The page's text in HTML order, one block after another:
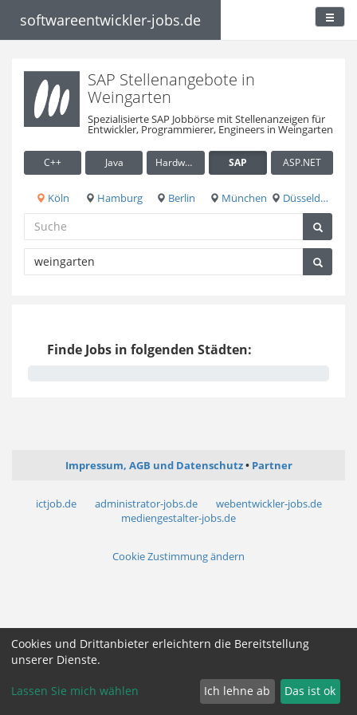
softwareentwickler-jobs.de
SAP Stellenangebote in
Weingarten
Spezialisierte SAP Jobbörse mit Stellenanzeigen für
Entwickler, Programmierer, Engineers in Weingarten
C++ Java Hardware / Embedded SAP ASP.NET
Köln Hamburg Berlin München Düsseldorf
Finde Jobs in folgenden Städten:
Impressum, AGB und Datenschutz Partner
ictjob.de administrator-jobs.de
webentwickler-jobs.de
mediengestalter-jobs.de
Cookie Zustimmung ändern
Cookies und Drittanbieter erleichtern die Bereitstellung
unserer Dienste.
Lassen Sie mich wählen Ich lehne ab Das ist ok